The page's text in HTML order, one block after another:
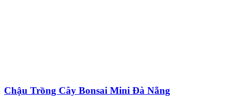
Chậu Trồng Cây Bonsai Mini Đà Nẵng